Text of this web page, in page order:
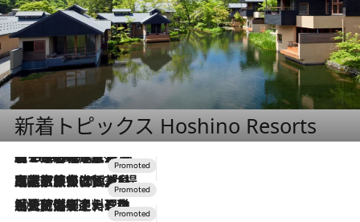
新着トピックス Hoshino Resorts
2026.8.7
【トンボの足水浴】ヒノキの香りに包まれて涼感マックス！約13℃の湧水かけ流しを避暑地「星野温泉 トンボの湯」で体験
2026.7.31
【ホテル帰省】という選択肢をOMOが提案。家族とほどよい距離を保つには「昼は実家、夜は気兼ねなくホテルで！」
2026.7.24
【夏限定ディナーコース】旬を迎える稚鮎や花ズッキーニなどをイタリア・トスカーナの郷土料理の手法で満喫！